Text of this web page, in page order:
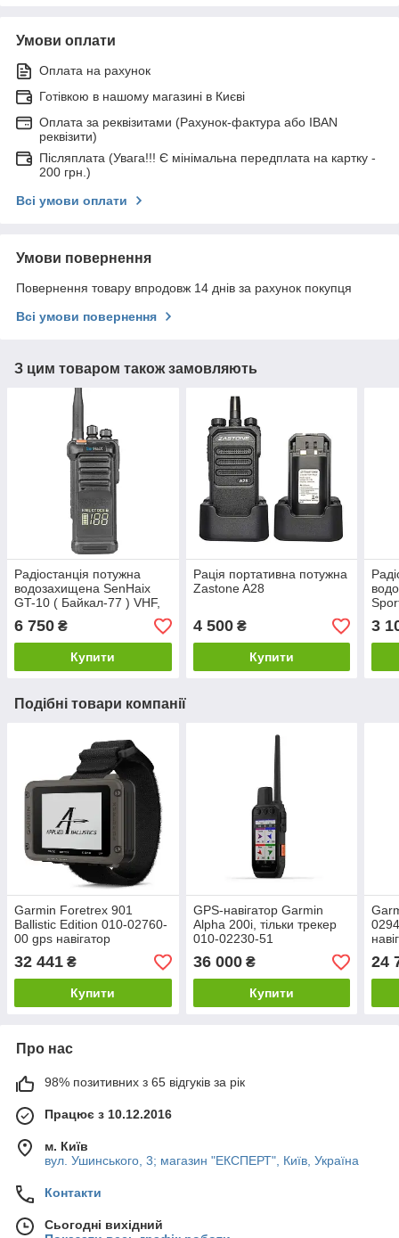
Умови оплати
Оплата на рахунок
Готівкою в нашому магазині в Києві
Оплата за реквізитами (Рахунок-фактура або IBAN
реквізити)
Післяплата (Увага!!! Є мінімальна передплата на картку -
200 грн.)
Всі умови оплати
Умови повернення
Повернення товару впродовж 14 днів за рахунок покупця
Всі умови повернення
З цим товаром також замовляють
Радіостанція потужна
водозахищена SenHaix
GT-10 ( Байкал-77 ) VHF,
Type-C
6 750 ₴
Купити
Рація портативна потужна
Zastone A28
4 500₴
Купити
3
Подібні товари компанії
Garmin Foretrex 901
Ballistic Edition 010-02760-
00 gps навігатор
32 441 ₴
Купити
GPS-навігатор Garmin
Alpha 200i, тільки трекер
010-02230-51
36 000₴
Купити
24
Про нас
98% позитивних з 65 відгуків за рік
Працює з 10.12.2016
м. Київ
вул. Ушинського, 3; магазин "ЕКСПЕРТ", Київ, Україна
Контакти
Сьогодні вихідний